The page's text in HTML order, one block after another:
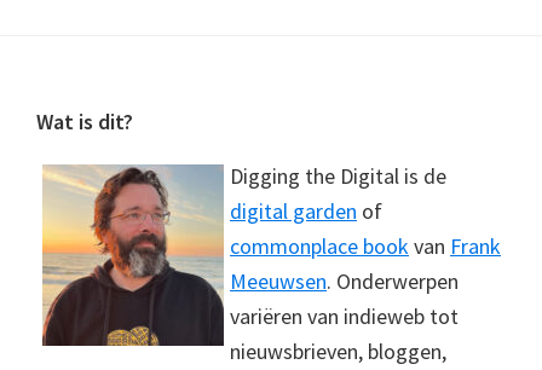
Footer
Wat is dit?
Digging the Digital is de
digital garden of
commonplace bookvan Frank
Meeuwsen. Onderwerpen
variëren van indieweb tot
nieuwsbrieven, bloggen,